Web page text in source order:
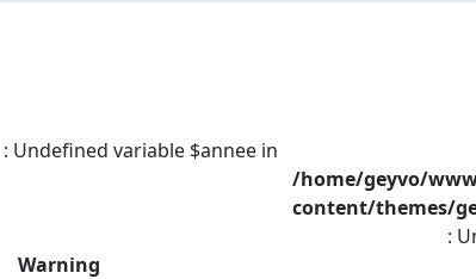
: Undefined variable $annee in
/home/geyvo/
content/themes/
Warning
: